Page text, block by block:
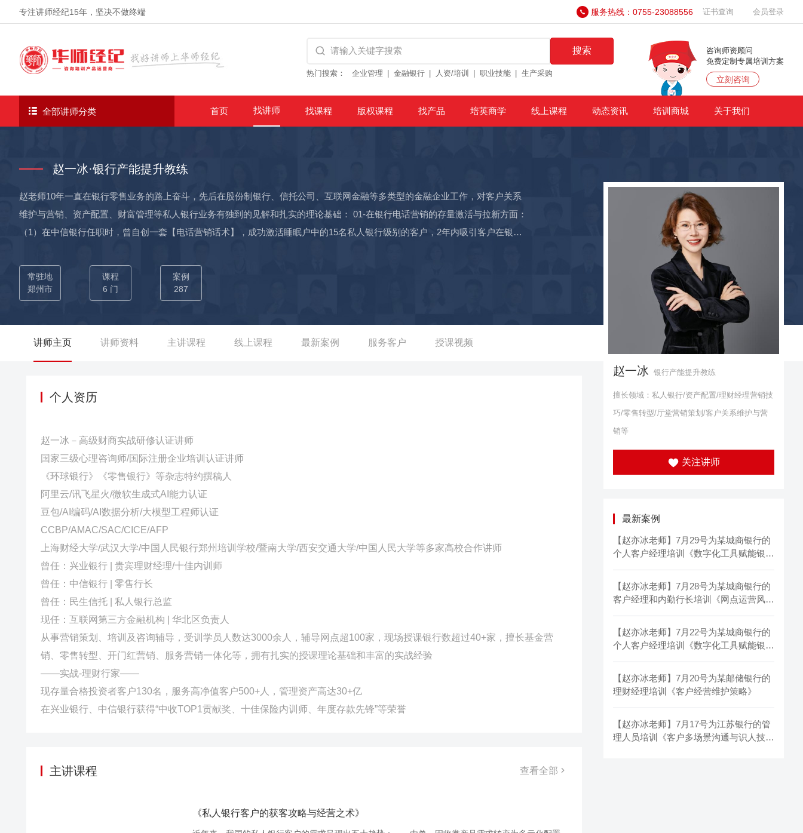
专注讲师经纪15年 ，坚决不做终端 服务热线：0755-23088556 证书查询 会员登录
搜索
热门搜索： 企业管理 金融银行 人资/培训 职业技能 生产采购
咨询师资顾问
免费定制专属培训方案
立刻咨询
全部讲师分类 首页 找讲师 找课程 版权课程 找产品 培英商学 线上课程 动态资讯 培训商城 关于我们
赵一冰·银行产能提升教练
赵老师10年一直在银行零售业务的路上奋斗，先后在股份制银行、信托公司、互联网金融等多类型的金融企业工作，对客户关系
维护与营销、资产配置、财富管理等私人银行业务有独到的见解和扎实的理论基础： 01-在银行电话营销的存量激活与拉新方面：
（1）在中信银行任职时，曾自创一套【电话营销话术】，成功激活睡眠户中的15名私人银行级别的客户，2年内吸引客户在银行
（2）在信托公司任职时，通过电话邀约、沙龙组织、产品路演等活动，使得个人入职第一年客户管理资产规模就达到5亿，快速
进入公司“高峰论坛精英会”。 （3）在互联网第三方金融企业任职时，通过线上经营、直播的形式，落地合格投资者客户42名，私
募基金销量达4亿，期缴一百万以上的大额保单15张，提任华北区负责人。 02-在高净值客户财富管理方面： （1）曾利用自身的
得年度“十佳理财经理”。 （2）曾通过产品资产配置、客户关系维护、外拓沙龙活动等方式，助力中信郑州分行支行存量的160名
年化收益15%-20%。 03-在营销团队管理赋能方面： （1）曾每年辅导新晋员工一次性通过基金从业资格证、保险从业资格证等从
课程赋能，累计150天，大大提升学员的综合技能。
常驻地
郑州市
课程
6 门
案例
287
讲师主页 讲师资料 主讲课程 线上课程 最新案例 服务客户 授课视频
个人资历
赵一冰－高级财商实战研修认证讲师
国家三级心理咨询师/国际注册企业培训认证讲师
《环球银行》《零售银行》等杂志特约撰稿人
阿里云/讯飞星火/微软生成式AI能力认证
豆包/AI编码/AI数据分析/大模型工程师认证
CCBP/AMAC/SAC/CICE/AFP
上海财经大学/武汉大学/中国人民银行郑州培训学校/暨南大学/西安交通大学/中国人民大学等多家高校合作讲师
曾任：兴业银行 | 贵宾理财经理/十佳内训师
曾任：中信银行 | 零售行长
曾任：民生信托 | 私人银行总监
现任：互联网第三方金融机构 | 华北区负责人
从事营销策划、培训及咨询辅导，受训学员人数达3000余人，辅导网点超100家，现场授课银行数超过40+家，擅长基金营
销、零售转型、开门红营销、服务营销一体化等，拥有扎实的授课理论基础和丰富的实战经验
——实战-理财行家——
现存量合格投资者客户130名，服务高净值客户500+人，管理资产高达30+亿
在兴业银行、中信银行获得“中收TOP1贡献奖、十佳保险内训师、年度存款先锋”等荣誉
主讲课程 查看全部
《私人银行客户的获客攻略与经营之术》
赵一冰 银行产能提升教练
擅长领域：私人银行/资产配置/理财经理营销技
巧/零售转型/厅堂营销策划/客户关系维护与营
销等
关注讲师
最新案例
【赵亦冰老师】7月29号为某城商银行的
个人客户经理培训《数字化工具赋能银行
【赵亦冰老师】7月28号为某城商银行的
客户经理和内勤行长培训《网点运营风险
【赵亦冰老师】7月22号为某城商银行的
个人客户经理培训《数字化工具赋能银行
【赵亦冰老师】7月20号为某邮储银行的
理财经理培训《客户经营维护策略》
【赵亦冰老师】7月17号为江苏银行的管
理人员培训《客户多场景沟通与识人技